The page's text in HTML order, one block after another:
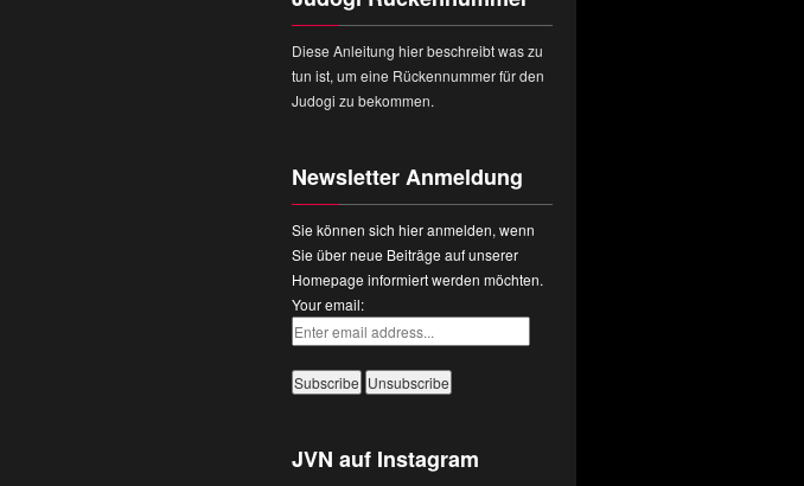
Diese Anleitung hier beschreibt was zu
tun ist, um eine Rückennummer für den
Judogi zu bekommen.
Newsletter Anmeldung
Sie können sich hier anmelden, wenn
Sie über neue Beiträge auf unserer
Homepage informiert werden möchten.
Your email:
JVN auf Instagram